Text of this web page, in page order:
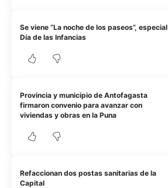
Se viene “La noche de los paseos”, especial
Día de las Infancias
Provincia y municipio de Antofagasta
firmaron convenio para avanzar con
viviendas y obras en la Puna
Refaccionan dos postas sanitarias de la
Capital